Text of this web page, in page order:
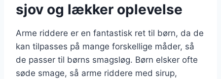
sjov og lækker oplevelse
Arme riddere er en fantastisk ret til børn, da de
kan tilpasses på mange forskellige måder, så
de passer til børns smagsløg. Børn elsker ofte
søde smage, så arme riddere med sirup,